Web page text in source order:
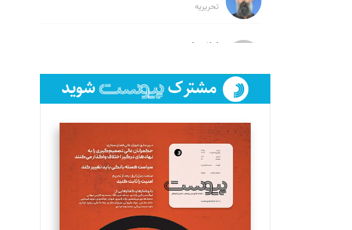
تحریریه
لیلا حنارود
فائزه فتحی رستمی
تحریریه
سروش کرمیان
تحریریه
مینا پاکدل